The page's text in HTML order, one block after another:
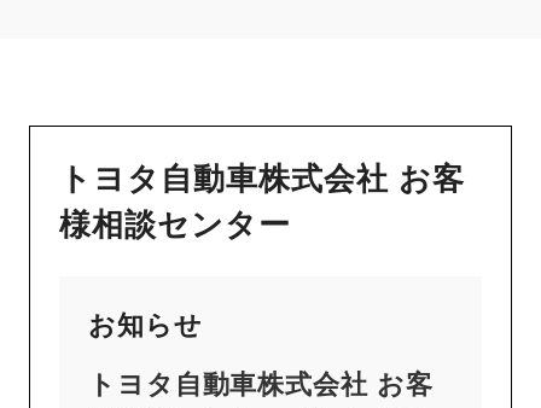
トヨタ自動車株式会社 お客
様相談センター
お知らせ
トヨタ自動車株式会社 お客